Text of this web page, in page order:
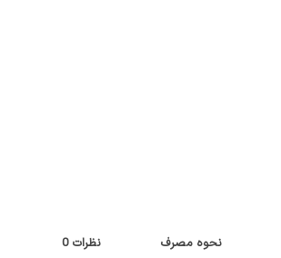
نحوه مصرف نظرات0